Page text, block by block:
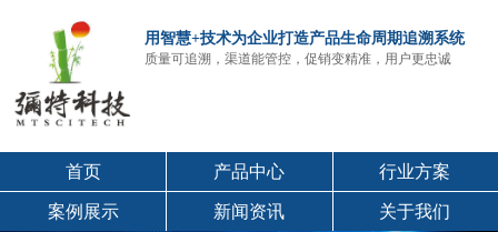
用智慧+技术为企业打造产品生命周期追溯系统
质量可追溯，渠道能管控，促销变精准，用户更忠诚
首页 产品中心 行业方案
案例展示 新闻资讯 关于我们